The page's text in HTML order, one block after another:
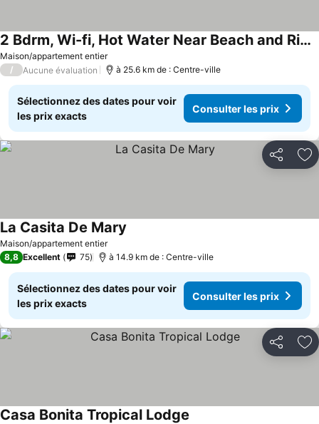
Maison/appartement entier
2 Bdrm, Wi-fi, Hot Water Near Beach and River, 2R
/ Aucune évaluation à 25.6 km de : Centre-ville
Sélectionnez des dates pour voir
les prix exacts
Consulter les prix
Partager
Maison/appartement entier
La Casita De Mary
8,8 Excellent 75 à 14.9 km de : Centre-ville
Sélectionnez des dates pour voir
les prix exacts
Consulter les prix
Partager
Casa Bonita Tropical Lodge